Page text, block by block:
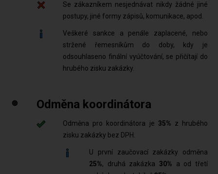
Se zákazníkem nesjednávat nikdy žádné jiné
postupy, jiné formy zápisů, komunikace, apod.
Veškeré sankce a penále zaplacené, nebo
stržené řemesníkům do doby, kdy je
odsouhlaseno finální vyúčtování, se přičítají do
hrubého zisku zakázky.
Odměna koordinátora
Odměna pro koordinátora je 35% z hrubého
zisku zakázky bez DPH.
U první zaučovací zakázky odměna
25%, druhá zakázka 30% a od třetí